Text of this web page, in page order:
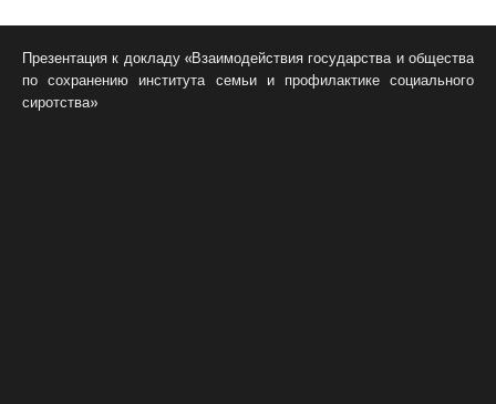
Презентация к докладу «Взаимодействия государства и общества
по сохранению института семьи и профилактике социального
сиротства»